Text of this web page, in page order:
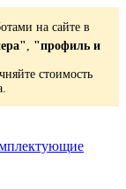
на сайте в
, "профиль и
стоимость